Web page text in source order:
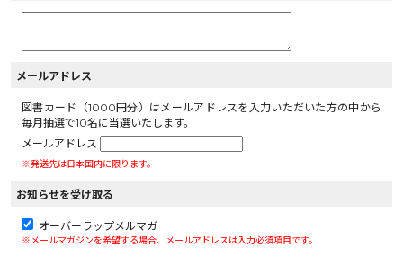
メールアドレス
図書カード（1000円分）はメールアドレスを入力いただいた方の中から
毎月抽選で10名に当選いたします。
メールアドレス
※発送先は日本国内に限ります。
お知らせを受け取る
オーバーラップメルマガ
※メールマガジンを希望する場合、メールアドレスは入力必須項目です。